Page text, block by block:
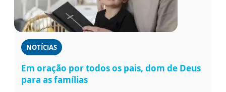
NOTÍCIAS
Em oração por todos os pais, dom de Deus
para as famílias